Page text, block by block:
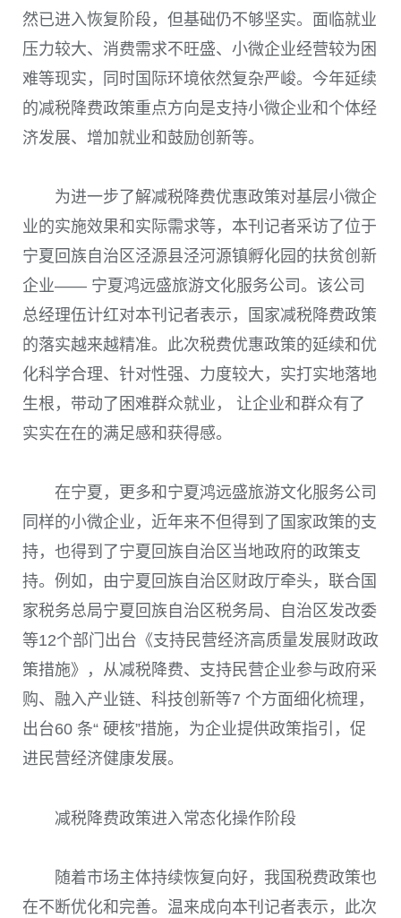
然已进入恢复阶段，但基础仍不够坚实。面临就业
压力较大、消费需求不旺盛、小微企业经营较为困
难等现实，同时国际环境依然复杂严峻。今年延续
的减税降费政策重点方向是支持小微企业和个体经
济发展、增加就业和鼓励创新等。
为进一步了解减税降费优惠政策对基层小微企
业的实施效果和实际需求等，本刊记者采访了位于
宁夏回族自治区泾源县泾河源镇孵化园的扶贫创新
企业—— 宁夏鸿远盛旅游文化服务公司。该公司
总经理伍计红对本刊记者表示，国家减税降费政策
的落实越来越精准。此次税费优惠政策的延续和优
化科学合理、针对性强、力度较大，实打实地落地
生根，带动了困难群众就业， 让企业和群众有了
实实在在的满足感和获得感。
在宁夏，更多和宁夏鸿远盛旅游文化服务公司
同样的小微企业，近年来不但得到了国家政策的支
持，也得到了宁夏回族自治区当地政府的政策支
持。例如，由宁夏回族自治区财政厅牵头，联合国
家税务总局宁夏回族自治区税务局、自治区发改委
等12个部门出台《支持民营经济高质量发展财政政
策措施》，从减税降费、支持民营企业参与政府采
购、融入产业链、科技创新等7 个方面细化梳理，
出台60 条“ 硬核”措施，为企业提供政策指引，促
进民营经济健康发展。
减税降费政策进入常态化操作阶段
随着市场主体持续恢复向好，我国税费政策也
在不断优化和完善。温来成向本刊记者表示，此次